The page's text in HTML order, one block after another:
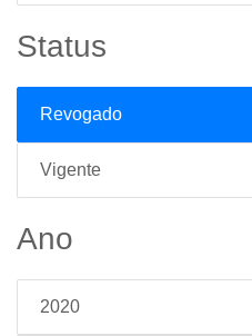
Status
Revogado
Vigente
Ano
2020